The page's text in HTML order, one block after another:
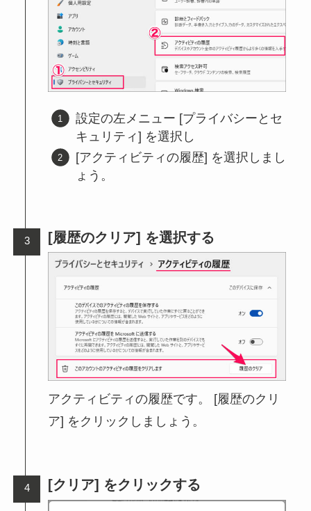
設定の左メニュー [プライバシーとセ
キュリティ] を選択し
[アクティビティの履歴] を選択しまし
ょう。
[履歴のクリア] を選択する
アクティビティの履歴です。 [履歴のクリ
ア] をクリックしましょう。
[クリア] をクリックする